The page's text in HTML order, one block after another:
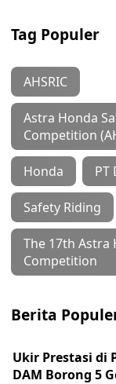
Tag Populer
AHSRIC
Astra Honda
Competition
Honda PT
Safety Riding
The 17th Astra
Competition
Berita
Ukir Prestasi di
DAM Borong 5